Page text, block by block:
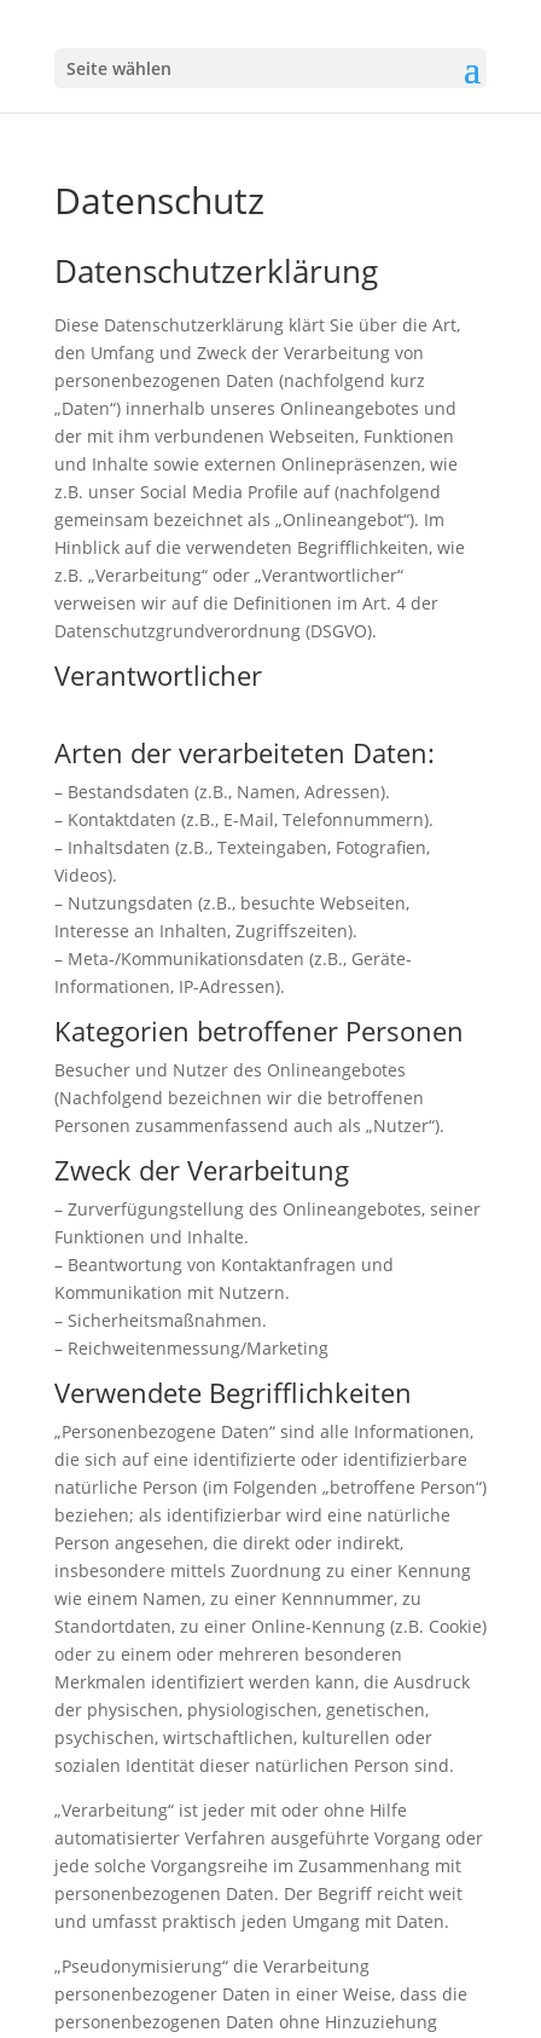
Seite wählen
Datenschutz
Datenschutzerklärung
Diese Datenschutzerklärung klärt Sie über die Art,
den Umfang und Zweck der Verarbeitung von
personenbezogenen Daten (nachfolgend kurz
„Daten“) innerhalb unseres Onlineangebotes und
der mit ihm verbundenen Webseiten, Funktionen
und Inhalte sowie externen Onlinepräsenzen, wie
z.B. unser Social Media Profile auf (nachfolgend
gemeinsam bezeichnet als „Onlineangebot“). Im
Hinblick auf die verwendeten Begrifflichkeiten, wie
z.B. „Verarbeitung“ oder „Verantwortlicher“
verweisen wir auf die Definitionen im Art. 4 der
Datenschutzgrundverordnung (DSGVO).
Verantwortlicher
Arten der verarbeiteten Daten:
– Bestandsdaten (z.B., Namen, Adressen).
– Kontaktdaten (z.B., E-Mail, Telefonnummern).
– Inhaltsdaten (z.B., Texteingaben, Fotografien,
Videos).
– Nutzungsdaten (z.B., besuchte Webseiten,
Interesse an Inhalten, Zugriffszeiten).
– Meta-/Kommunikationsdaten (z.B., Geräte-
Informationen, IP-Adressen).
Kategorien betroffener Personen
Besucher und Nutzer des Onlineangebotes
(Nachfolgend bezeichnen wir die betroffenen
Personen zusammenfassend auch als „Nutzer“).
Zweck der Verarbeitung
– Zurverfügungstellung des Onlineangebotes, seiner
Funktionen und Inhalte.
– Beantwortung von Kontaktanfragen und
Kommunikation mit Nutzern.
– Sicherheitsmaßnahmen.
– Reichweitenmessung/Marketing
Verwendete Begrifflichkeiten
„Personenbezogene Daten“ sind alle Informationen,
die sich auf eine identifizierte oder identifizierbare
natürliche Person (im Folgenden „betroffene Person“)
beziehen; als identifizierbar wird eine natürliche
Person angesehen, die direkt oder indirekt,
insbesondere mittels Zuordnung zu einer Kennung
wie einem Namen, zu einer Kennnummer, zu
Standortdaten, zu einer Online-Kennung (z.B. Cookie)
oder zu einem oder mehreren besonderen
Merkmalen identifiziert werden kann, die Ausdruck
der physischen, physiologischen, genetischen,
psychischen, wirtschaftlichen, kulturellen oder
sozialen Identität dieser natürlichen Person sind.
„Verarbeitung“ ist jeder mit oder ohne Hilfe
automatisierter Verfahren ausgeführte Vorgang oder
jede solche Vorgangsreihe im Zusammenhang mit
personenbezogenen Daten. Der Begriff reicht weit
und umfasst praktisch jeden Umgang mit Daten.
„Pseudonymisierung“ die Verarbeitung
personenbezogener Daten in einer Weise, dass die
personenbezogenen Daten ohne Hinzuziehung